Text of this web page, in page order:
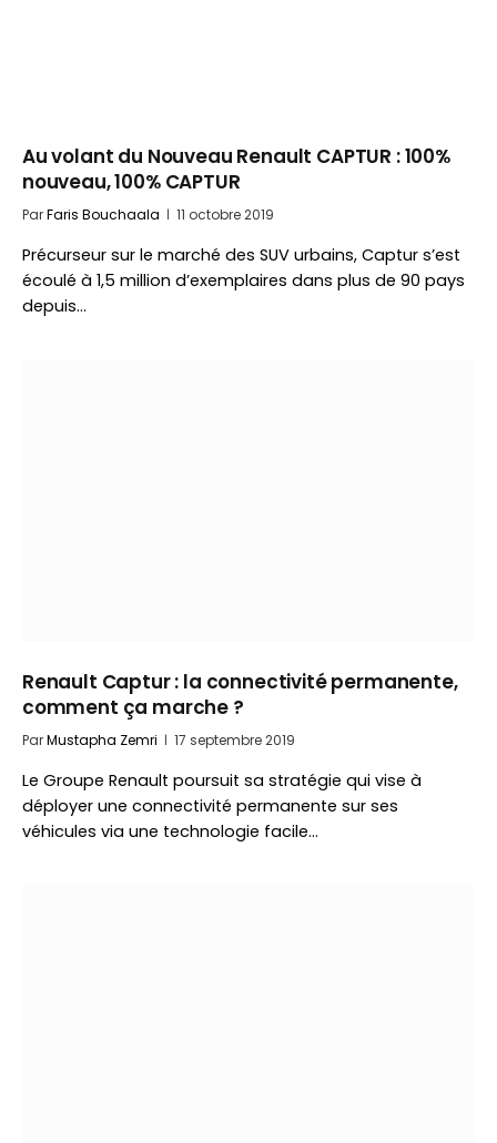
Au volant du Nouveau Renault CAPTUR : 100%
nouveau, 100% CAPTUR
ParFaris Bouchaala 11 octobre 2019
Précurseur sur le marché des SUV urbains, Captur s’est
écoulé à 1,5 million d’exemplaires dans plus de 90 pays
depuis…
Renault Captur : la connectivité permanente,
comment ça marche ?
ParMustapha Zemri 17 septembre 2019
Le Groupe Renault poursuit sa stratégie qui vise à
déployer une connectivité permanente sur ses
véhicules via une technologie facile…